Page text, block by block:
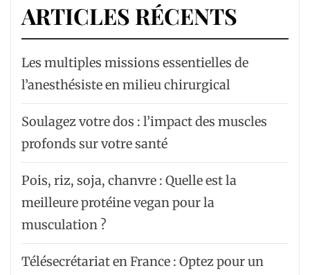
ARTICLES RÉCENTS
Les multiples missions essentielles de
l’anesthésiste en milieu chirurgical
Soulagez votre dos : l’impact des muscles
profonds sur votre santé
Pois, riz, soja, chanvre : Quelle est la
meilleure protéine vegan pour la
musculation ?
Télésecrétariat en France : Optez pour un